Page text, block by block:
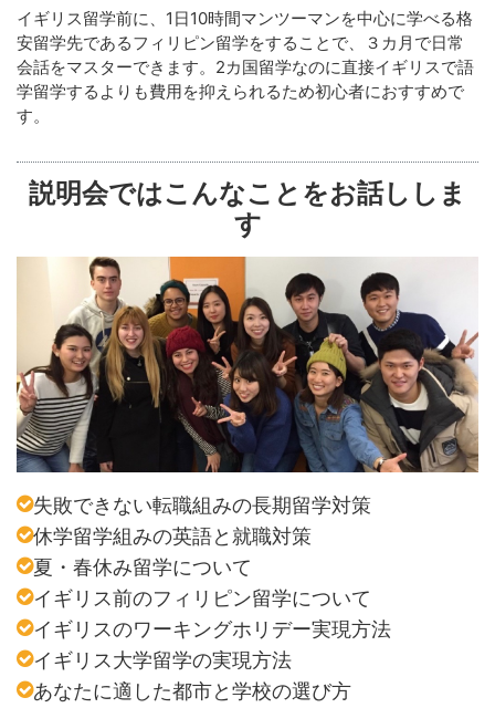
イギリス留学前に、1日10時間マンツーマンを中心に学べる格
安留学先であるフィリピン留学をすることで、３カ月で日常
会話をマスターできます。2カ国留学なのに直接イギリスで語
学留学するよりも費用を抑えられるため初心者におすすめで
す。
説明会ではこんなことをお話ししま
す
失敗できない転職組みの長期留学対策
休学留学組みの英語と就職対策
夏・春休み留学について
イギリス前のフィリピン留学について
イギリスのワーキングホリデー実現方法
イギリス大学留学の実現方法
あなたに適した都市と学校の選び方